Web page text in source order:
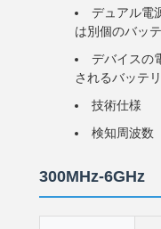
デュアル電
は別個のバッ
デバイスの
されるバッテ
技術仕様
検知周波数
300MHz-6GHz